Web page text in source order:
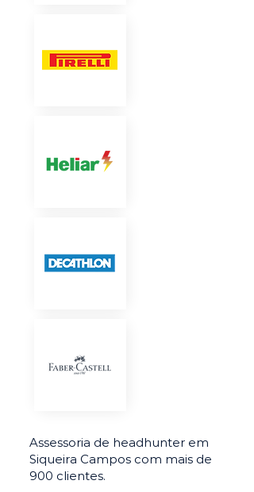
Assessoria de headhunter em
Siqueira Campos com mais de
900 clientes.